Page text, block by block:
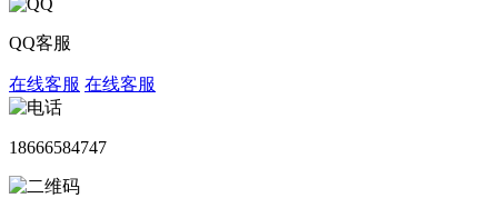
QQ客服
在线客服 在线客服
18666584747